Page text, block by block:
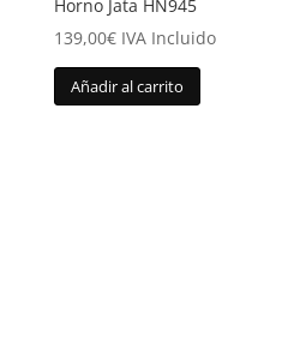
Horno Jata HN945
139,00€ IVA Incluido
Añadir al carrito